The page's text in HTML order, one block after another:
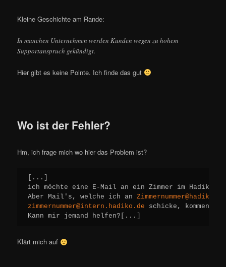
Kleine Geschichte am Rande:
In manchen Unternehmen werden Kunden wegen zu hohem
Supportanspruch gekündigt.
Hier gibt es keine Pointe. Ich finde das gut
Wo ist der Fehler?
Hm, ich frage mich wo hier das Problem ist?
[...]
ich möchte eine E-Mail an ein Zimmer im Hadiko
Aber Mail's, welche ich an Zimmernummer@hadiko.de
zimmernummer@intern.hadiko.de schicke, kommen an.
Kann mir jemand helfen?[...]
Klärt mich auf